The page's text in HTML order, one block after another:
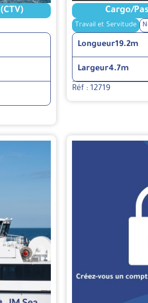
Cargo/
Travail et Servitude
Longueur19.2m
Largeur4.7m
Réf : 12719